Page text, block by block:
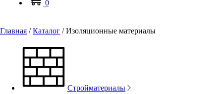
0
Главная /Каталог /Изоляционные материалы
Стройматериалы